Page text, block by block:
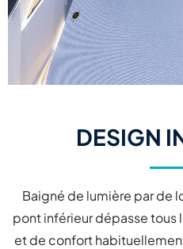
DESIGN
Baigné de lumière par de
pont inférieur dépasse tous
et de confort